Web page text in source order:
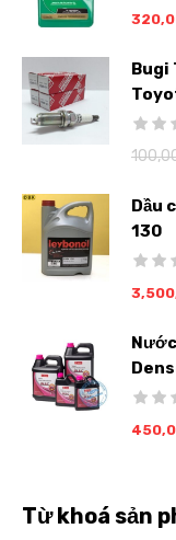
Bugi
Dầu
130
Từ khoá sản